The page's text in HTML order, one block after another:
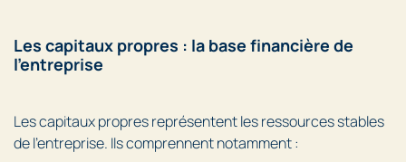
Les capitaux propres : la base financière de
l’entreprise
Les capitaux propres représentent les ressources stables
de l’entreprise. Ils comprennent notamment :